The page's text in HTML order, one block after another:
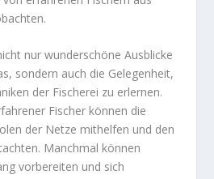
nur wunderschöne Ausblicke
sondern auch die Gelegenheit,
der Fischerei zu erlernen.
Fischer können die
der Netze mithelfen und den
Manchmal können
vorbereiten und sich